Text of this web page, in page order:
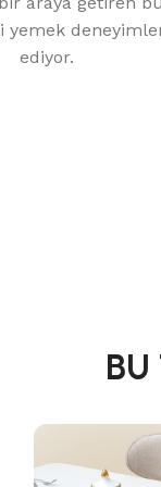
yemek
ediyor.
BU